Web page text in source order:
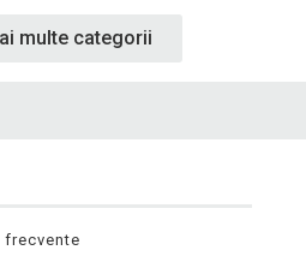
multe categorii